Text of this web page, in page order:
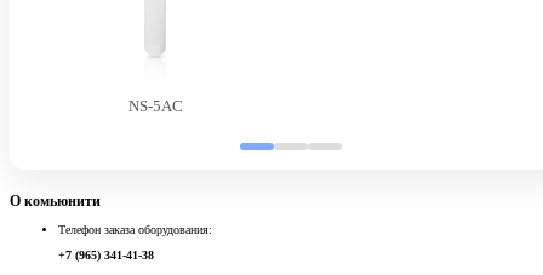
NS-5AC
О комьюнити
Телефон заказа оборудования:
+7 (965) 341-41-38